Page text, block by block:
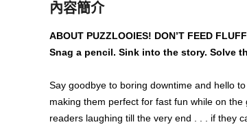
內容簡介
ABOUT PUZZLOOIES! DON’T FEED
Snag a pencil. Sink into the story. Solve
Say goodbye to boring downtime and hello
making them perfect for fast fun while on
readers laughing till the very end . . . if they